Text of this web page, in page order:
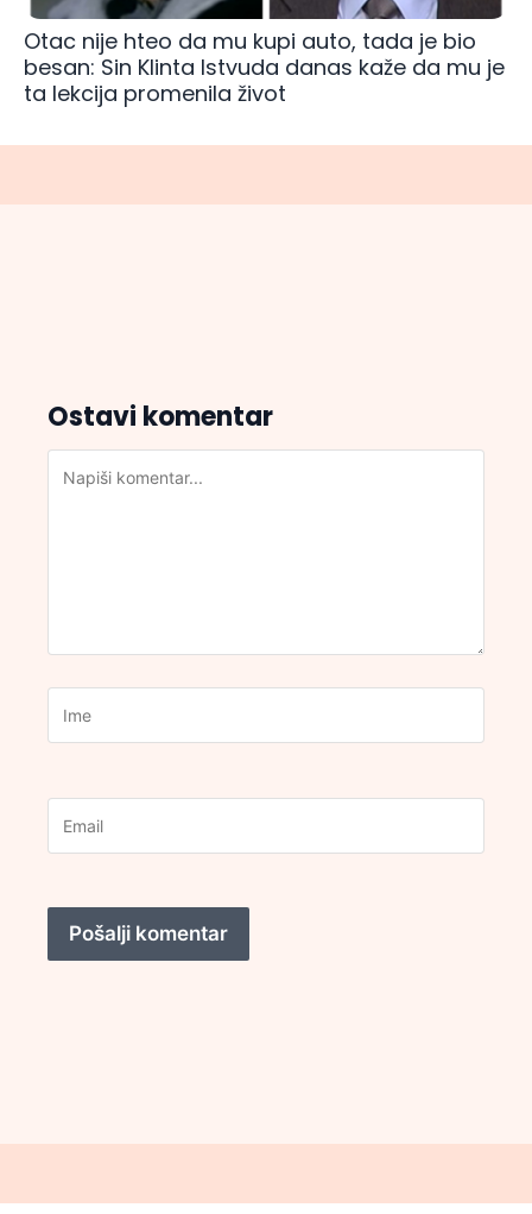
Otac nije hteo da mu kupi auto, tada je bio
besan: Sin Klinta Istvuda danas kaže da mu je
ta lekcija promenila život
Ostavi komentar